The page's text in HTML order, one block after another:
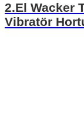
2.El Wacker
Vibratör